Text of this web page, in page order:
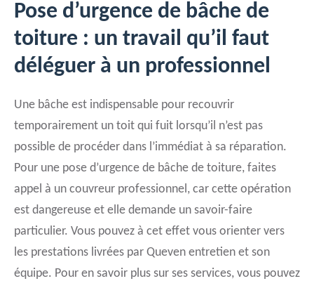
Pose d’urgence de bâche de
toiture : un travail qu’il faut
déléguer à un professionnel
Une bâche est indispensable pour recouvrir
temporairement un toit qui fuit lorsqu’il n’est pas
possible de procéder dans l’immédiat à sa réparation.
Pour une pose d’urgence de bâche de toiture, faites
appel à un couvreur professionnel, car cette opération
est dangereuse et elle demande un savoir-faire
particulier. Vous pouvez à cet effet vous orienter vers
les prestations livrées par Queven entretien et son
équipe. Pour en savoir plus sur ses services, vous pouvez